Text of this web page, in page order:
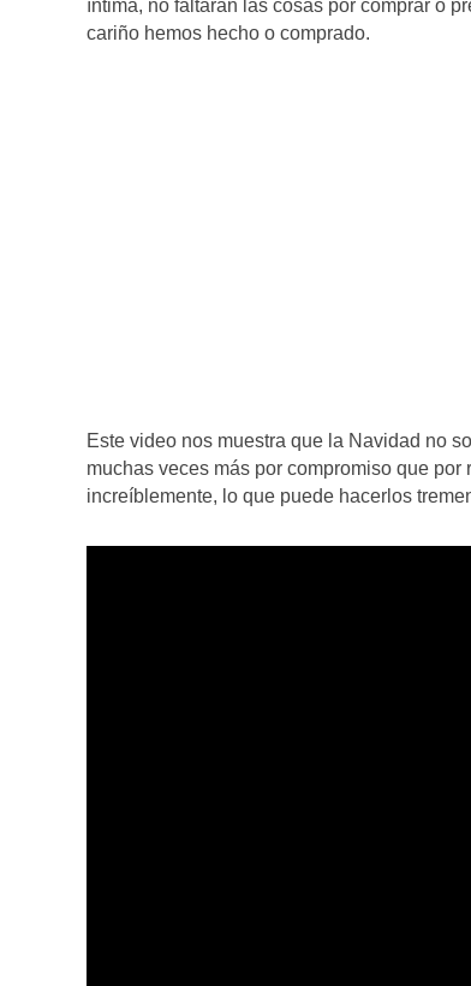
íntima, no faltarán las cosas por comprar o
cariño hemos hecho o comprado.
Este video nos muestra que la Navidad no
muchas veces más por compromiso que
increíblemente, lo que puede hacerlos